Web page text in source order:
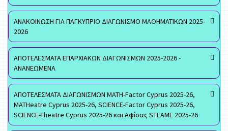
ΑΝΑΚΟΙΝΩΣΗ ΓΙΑ ΠΑΓΚΥΠΡΙΟ ΔΙΑΓΩΝΙΣΜΟ ΜΑΘΗΜΑΤΙΚΩΝ 2025-
2026
ΑΠΟΤΕΛΕΣΜΑΤΑ ΕΠΑΡΧΙΑΚΩΝ ΔΙΑΓΩΝΙΣΜΩΝ 2025-2026 -
ΑΝΑΝΕΩΜΕΝΑ
ΑΠΟΤΕΛΕΣΜΑΤΑ ΔΙΑΓΩΝΙΣΜΩΝ MATH-Factor Cyprus 2025-26,
MATHeatre Cyprus 2025-26, SCIENCE-Factor Cyprus 2025-26,
SCIENCE-Theatre Cyprus 2025-26 και Αφίσας STEAME 2025-26